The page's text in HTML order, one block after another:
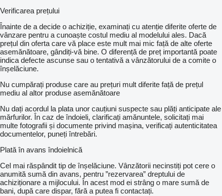
Verificarea prețului
Înainte de a decide o achiziție, examinați cu atenție diferite oferte de
vânzare pentru a cunoaște costul mediu al modelului ales. Dacă
prețul din oferta care vă place este mult mai mic față de alte oferte
asemănătoare, gândiți-vă bine. O diferență de preț importantă poate
indica defecte ascunse sau o tentativă a vânzătorului de a comite o
înșelăciune.
Nu cumpărați produse care au prețuri mult diferite față de prețul
mediu al altor produse asemănătoare
Nu dați acordul la plata unor cauțiuni suspecte sau plăți anticipate ale
mărfurilor. În caz de îndoieli, clarificați amănuntele, solicitați mai
multe fotografii și documente privind mașina, verificați autenticitatea
documentelor, puneți întrebări.
Plată în avans îndoielnică
Cel mai răspândit tip de înșelăciune. Vânzătorii necinstiți pot cere o
anumită sumă din avans, pentru ”rezervarea” dreptului de
achiziționare a mijlocului. În acest mod ei strâng o mare sumă de
bani, după care dispar, fără a putea fi contactați.